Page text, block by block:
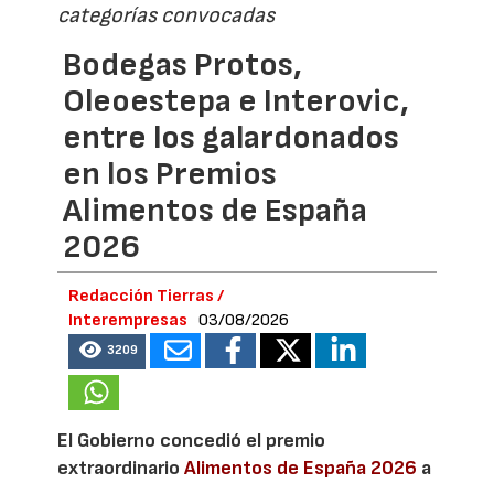
categorías convocadas
Bodegas Protos,
Oleoestepa e Interovic,
entre los galardonados
en los Premios
Alimentos de España
2026
Redacción Tierras /
Interempresas
03/08/2026
3209
El Gobierno concedió el premio
extraordinarioAlimentos de España 2026 a